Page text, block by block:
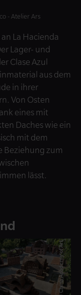
- Atelier Ars
La Hacienda
Lager- und
Clase Azul
aus dem
in ihrer
Von Osten
eines mit
Daches wie ein
mit dem
Beziehung zum
lässt.
© China Academy of Art